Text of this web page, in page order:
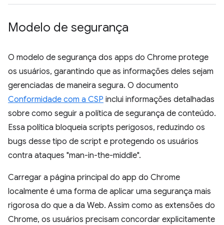
Modelo de segurança
O modelo de segurança dos apps do Chrome protege
os usuários, garantindo que as informações deles sejam
gerenciadas de maneira segura. O documento
Conformidade com a CSP inclui informações detalhadas
sobre como seguir a política de segurança de conteúdo.
Essa política bloqueia scripts perigosos, reduzindo os
bugs desse tipo de script e protegendo os usuários
contra ataques "man-in-the-middle".
Carregar a página principal do app do Chrome
localmente é uma forma de aplicar uma segurança mais
rigorosa do que a da Web. Assim como as extensões do
Chrome, os usuários precisam concordar explicitamente